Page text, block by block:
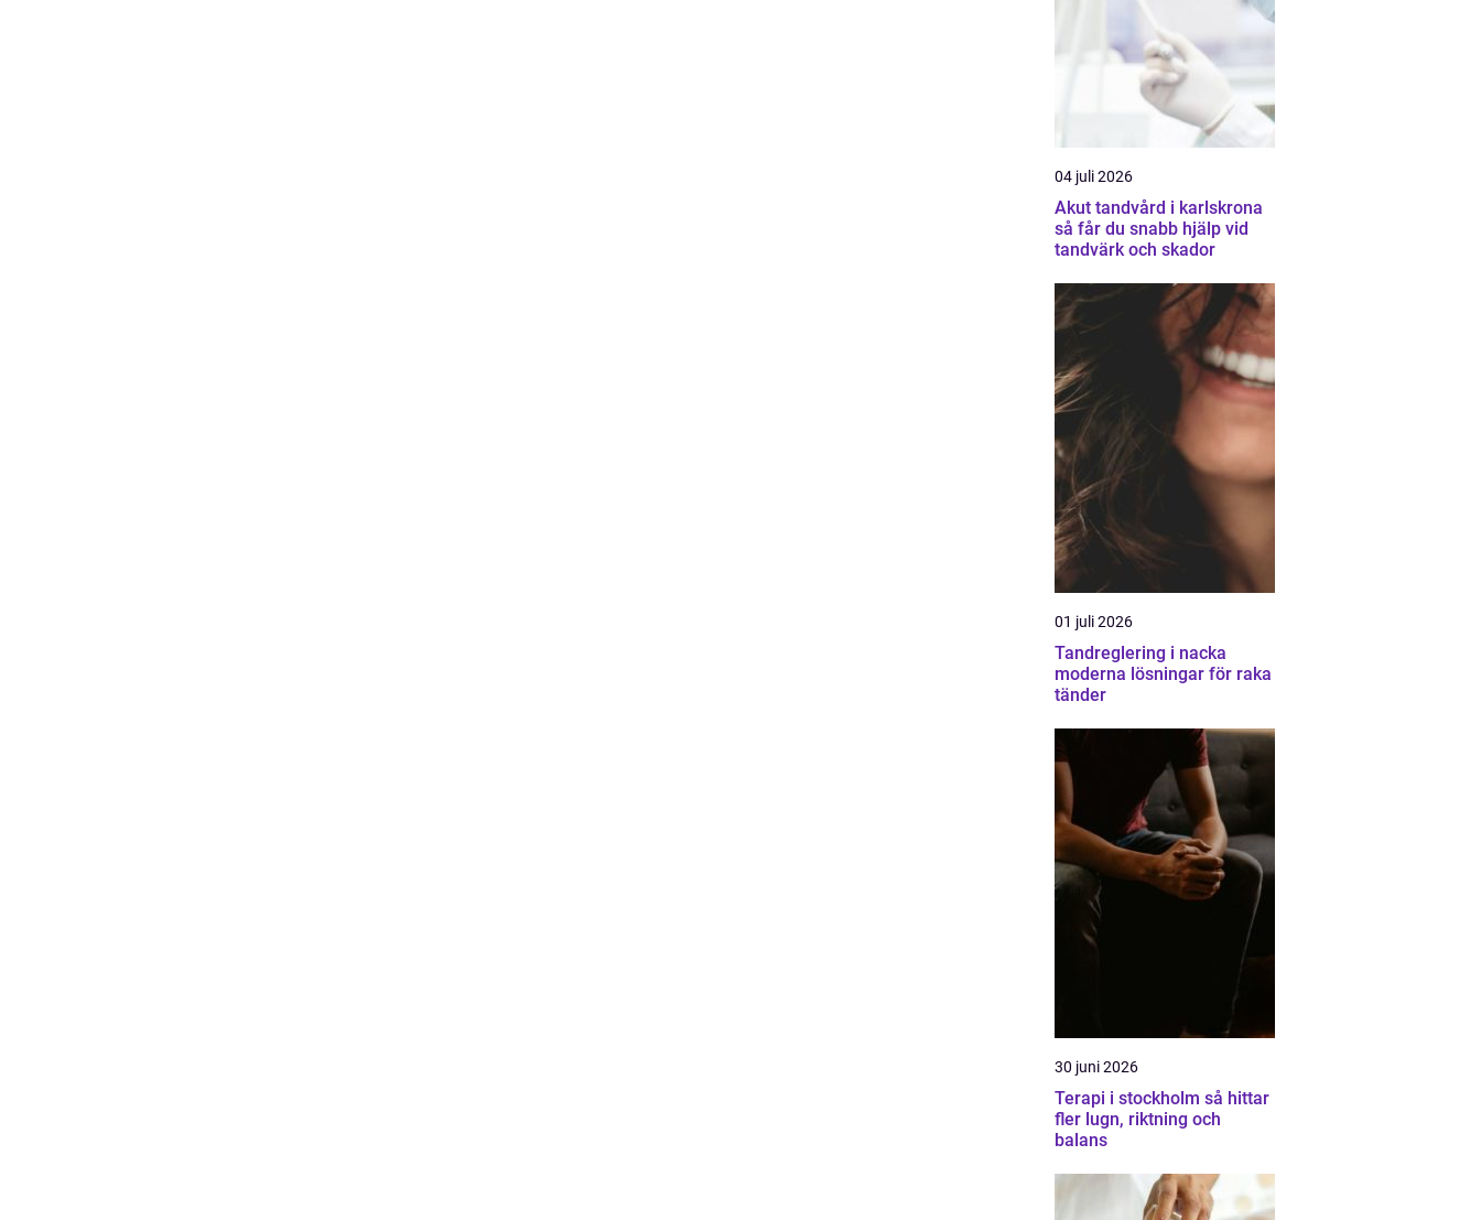
04 juli 2026
Akut tandvård i karlskrona
så får du snabb hjälp vid
tandvärk och skador
01 juli 2026
Tandreglering i nacka
moderna lösningar för raka
tänder
30 juni 2026
Terapi i stockholm så hittar
fler lugn, riktning och
balans